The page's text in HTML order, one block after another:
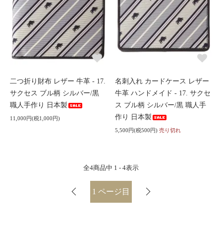
二つ折り財布 レザー 牛革 - 17.
サクセス ブル柄 シルバー/黒
職人手作り 日本製
11,000円(税1,000円)
名刺入れ カードケース レザー
牛革 ハンドメイド - 17. サクセ
ス ブル柄 シルバー/黒 職人手
作り 日本製
5,500円(税500円) 売り切れ
全4商品中 1 - 4表示
1 ページ目